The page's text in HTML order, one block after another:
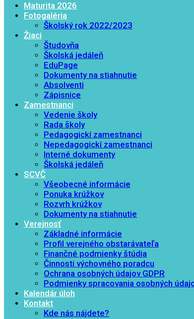
Maturita 2026
Fotogaléria
Školský rok 2022/2023
Žiaci
Študovňa
Školská jedáleň
EduPage
Dokumenty na stiahnutie
Absolventi
Zápisnice
Zamestnanci
Vedenie školy
Rada školy
Pedagogickí zamestnanci
Nepedagogickí zamestnanci
Interné dokumenty
Školská jedáleň
SCVČ
Všeobecné informácie
Ponuka krúžkov
Rozvrh krúžkov
Dokumenty na stiahnutie
Verejnosť
Základné informácie
Profil verejného obstarávateľa
Finančné podmienky štúdia
Činnosti výchovného poradcu
Ochrana osobných údajov GDPR
Podmienky spracovania osobných
Kalendár úloh
Kontakt
Kde nás nájdete?